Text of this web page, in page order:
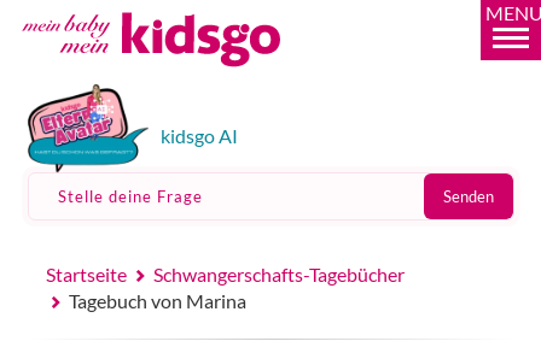
kidsgo AI
Stelle deine Frage Senden
Startseite
Schwangerschafts-Tagebücher
Tagebuch von Marina